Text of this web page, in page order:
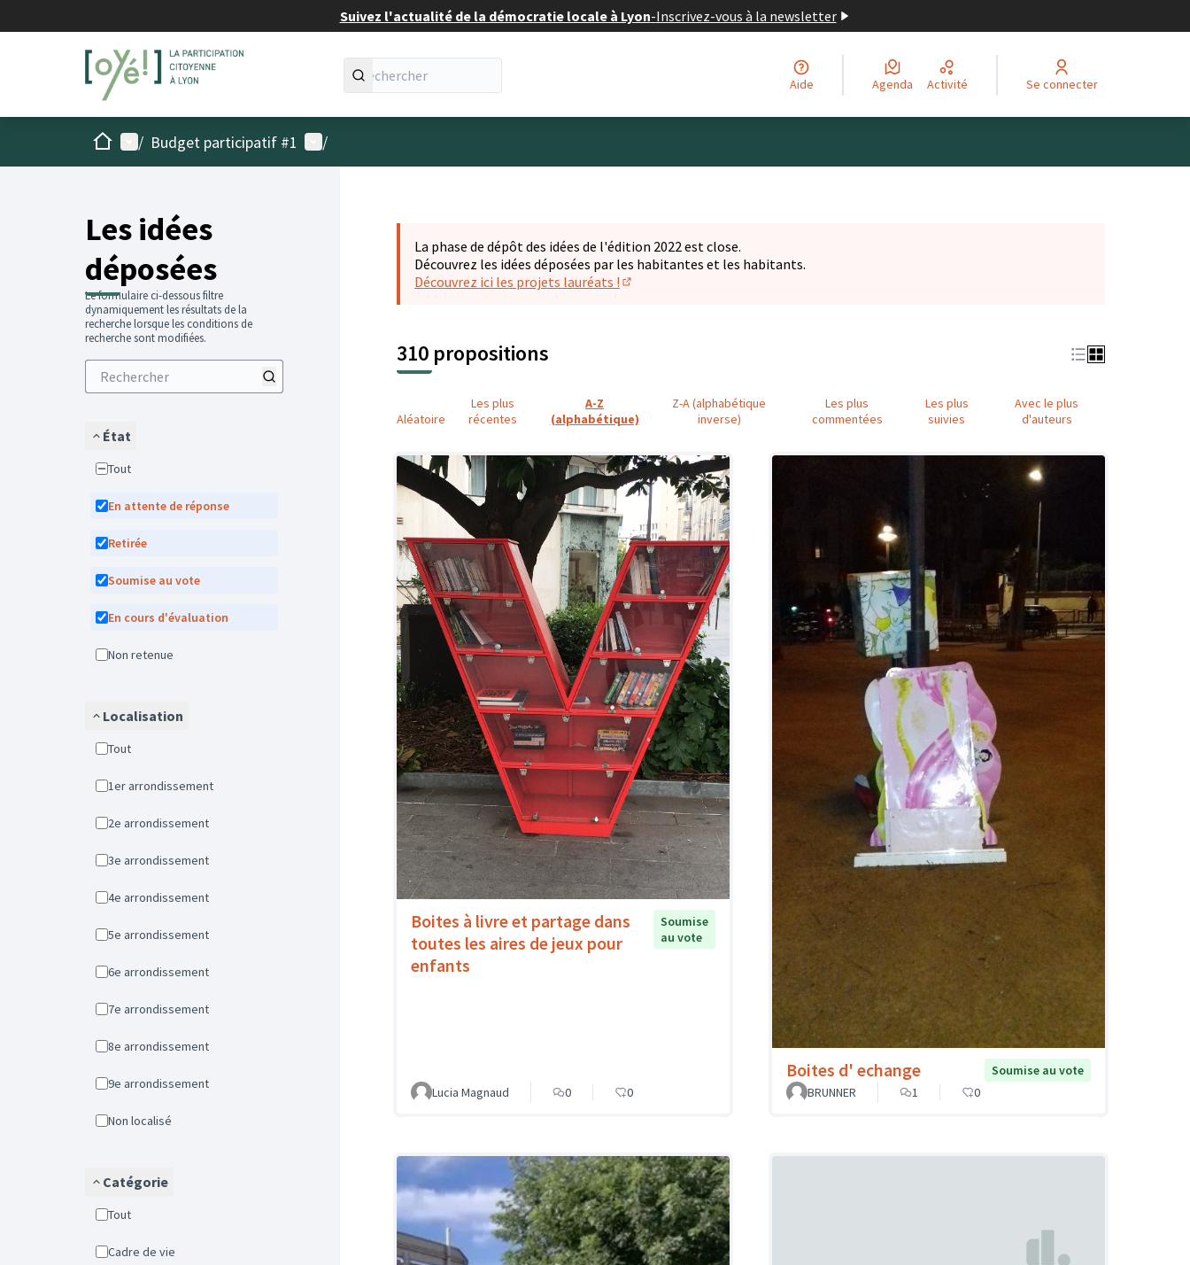
Suivez l'actualité de la démocratie locale à Lyon-Inscrivez-vous à la newsletter
Aide Agenda Activité Se connecter
AccueilMenu principal
/ Budget participatif #1 Menu utilisateur
/
Les idées
déposées
Le formulaire ci-dessous filtre
dynamiquement les résultats de la
recherche lorsque les conditions de
recherche sont modifiées.
État
Tout
En attente de réponse
Retirée
Soumise au vote
En cours d'évaluation
Non retenue
Localisation
Tout
1er arrondissement
2e arrondissement
3e arrondissement
4e arrondissement
5e arrondissement
6e arrondissement
7e arrondissement
8e arrondissement
9e arrondissement
Non localisé
Catégorie
Tout
Cadre de vie
La phase de dépôt des idées de l'édition 2022 est close.
Découvrez les idées déposées par les habitantes et les habitants.
Découvrez ici les projets lauréats !
310 propositions
Aléatoire
Les plus
récentes
A-Z
(alphabétique)
Z-A (alphabétique
inverse)
Les plus
commentées
Les plus
suivies
Avec le plus
d'auteurs
Boites à livre et partage dans
toutes les aires de jeux pour
enfants
Soumise
au vote
Lucia Magnaud 0 0
Boites d' echange
Soumise au vote
BRUNNER
1 0